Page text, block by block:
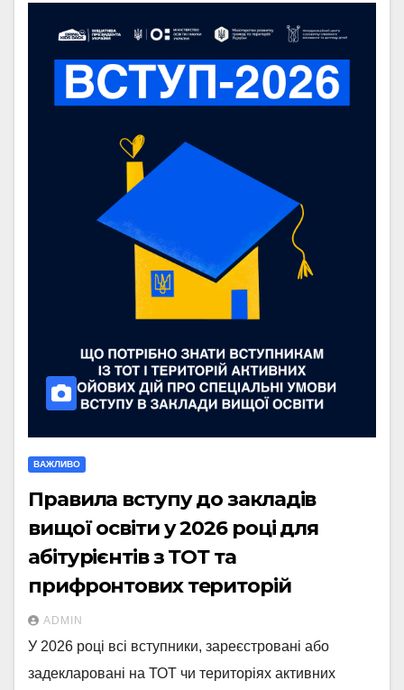
ВАЖЛИВО
Правила вступу до закладів
вищої освіти у 2026 році для
абітурієнтів з ТОТ та
прифронтових територій
ADMIN
У 2026 році всі вступники, зареєстровані або
задекларовані на ТОТ чи територіях активних